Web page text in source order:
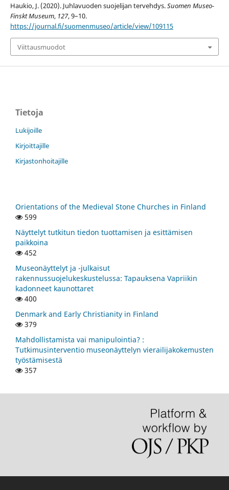
Haukio, J. (2020). Juhlavuoden suojelijan tervehdys.Suomen Museo-
Finskt Museum, 127, 9–10.
https://journal.fi/suomenmuseo/article/view/109115
Viittausmuodot
Tietoja
Lukijoille
Kirjoittajille
Kirjastonhoitajille
Orientations of the Medieval Stone Churches in Finland
599
Näyttelyt tutkitun tiedon tuottamisen ja esittämisen
paikkoina
452
Museonäyttelyt ja -julkaisut
rakennussuojelukeskustelussa: Tapauksena Vapriikin
kadonneet kaunottaret
400
Denmark and Early Christianity in Finland
379
Mahdollistamista vai manipulointia? :
Tutkimusinterventio museonäyttelyn vierailijakokemusten
työstämisestä
357